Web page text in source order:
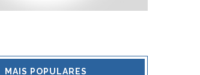
MAIS POPULARES